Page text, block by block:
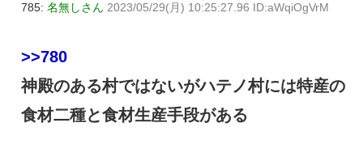
785: 名無しさん 2023/05/29(月) 10:25:27.96 ID:aWqiOgVrM
>>780
神殿のある村ではないがハテノ村には特産の
食材二種と食材生産手段がある